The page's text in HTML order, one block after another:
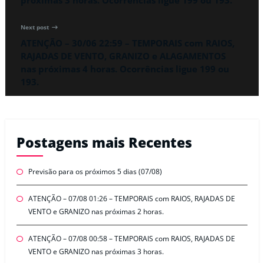
Next post
Postagens mais Recentes
Previsão para os próximos 5 dias (07/08)
ATENÇÃO – 07/08 01:26 – TEMPORAIS com RAIOS, RAJADAS DE
VENTO e GRANIZO nas próximas 2 horas.
ATENÇÃO – 07/08 00:58 – TEMPORAIS com RAIOS, RAJADAS DE
VENTO e GRANIZO nas próximas 3 horas.